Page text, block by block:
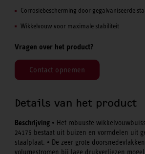
Corrosiebescherming door gegalvaniseerde
Wikkelvouw voor maximale stabiliteit
Vragen over het product?
Contact opnemen
Details van het product
Beschrijving • Het robuuste
24175 bestaat uit buizen en vormdelen uit
staalplaat. • De zeer grote
volumestromen bij lage drukverliezen